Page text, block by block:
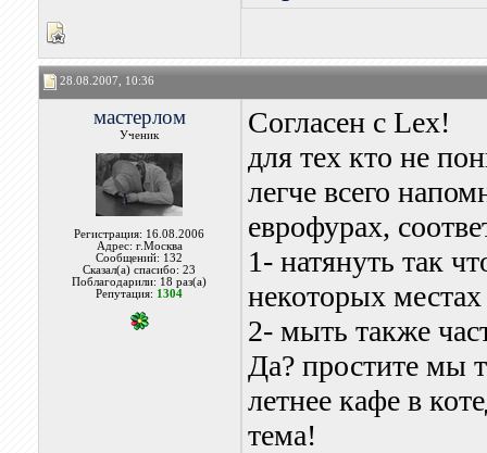
28.08.2007, 10:36
мастерлом
Ученик
Регистрация: 16.08.2006
Адрес: г.Москва
Сообщений: 132
Сказал(а) спасибо: 23
Поблагодарили: 18 раз(а)
Репутация: 1304
Согласен с Lex!
для тех кто не
легче всего
еврофурах,
1- натянуть так
некоторых местах
2- мыть также
Да? простите мы
летнее кафе в
тема!